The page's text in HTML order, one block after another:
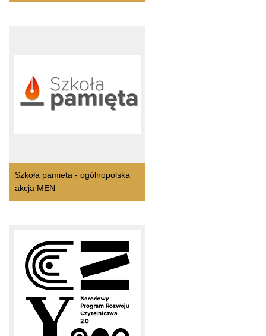
Szkoła pamieta - ogólnopolska
akcja MEN